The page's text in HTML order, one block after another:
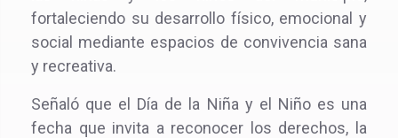
fortaleciendo su desarrollo físico, emocional y
social mediante espacios de convivencia sana
y recreativa.
Señaló que el Día de la Niña y el Niño es una
fecha que invita a reconocer los derechos, la